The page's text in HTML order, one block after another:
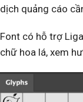
dịch quảng cáo
Font có hỗ trợ
chữ hoa lá, xem